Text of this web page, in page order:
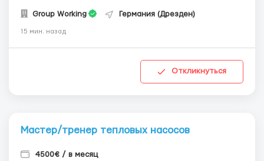
Group Working Германия (Дрезден)
15 мин. назад
Откликнуться
Мастер/тренер тепловых насосов
4500€ / в месяц